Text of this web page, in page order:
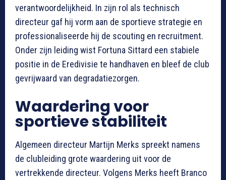
verantwoordelijkheid. In zijn rol als technisch
directeur gaf hij vorm aan de sportieve strategie en
professionaliseerde hij de scouting en recruitment.
Onder zijn leiding wist Fortuna Sittard een stabiele
positie in de Eredivisie te handhaven en bleef de club
gevrijwaard van degradatiezorgen.
Waardering voor
sportieve stabiliteit
Algemeen directeur Martijn Merks spreekt namens
de clubleiding grote waardering uit voor de
vertrekkende directeur. Volgens Merks heeft Branco